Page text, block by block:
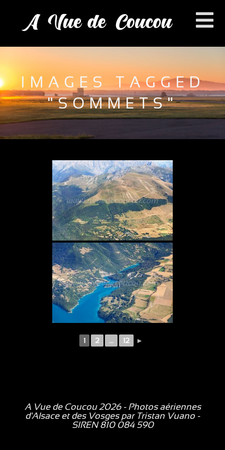
IMAGES TAGGED
"SOMMETS"
1 2 ... 12 ►
A Vue de Coucou 2026 - Photos aériennes
d'Alsace et des Vosges par Tristan Vuano -
SIREN 810 084 590